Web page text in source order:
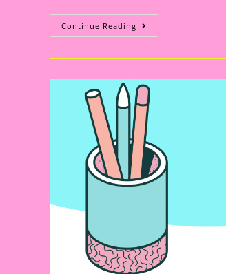
Continue Reading |Baixe
Agora
Apostila
Dinâmicas
Encantadoras
Para
A
Volta
Às
Aulas